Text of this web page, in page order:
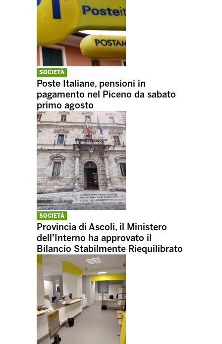
SOCIETÀ
Poste Italiane, pensioni in
pagamento nel Piceno da sabato
primo agosto
SOCIETÀ
Provincia di Ascoli, il Ministero
dell’Interno ha approvato il
Bilancio Stabilmente Riequilibrato